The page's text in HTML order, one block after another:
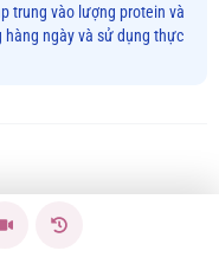
trung vào lượng protein và
hàng ngày và sử dụng thực